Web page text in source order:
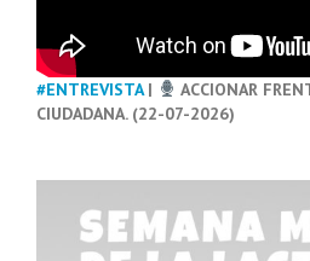
#ENTREVISTA|
ACCIONAR
CIUDADANA. (22-07-2026)